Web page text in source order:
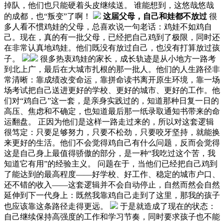
掉队，他们也只能硬着头皮继续送。 谁能想到，这悠哉悠哉
的成都，也“叛变”了啊！
这届父母，自己和娃都不放过 很
多人看不惯鸡娃的父母，总喜欢说一句老话：鸡娃不如鸡自
己。现在，真的有一批父母，已经把自己鸡到了极限，同时还
在非常认真地鸡娃。他们既没有放过自己，也没有打算放过孩
子。
很多热衷鸡娃的家长，成长轨迹是从小地方一路考
到北上广，最后在大城市扎根的那一批人。他们的人生路径非
常清晰：靠成绩改变命运，靠拼命读书离开原生环境，靠一场
场考试把自己送进更好的学校、更好的城市、更好的工作。他
们对“鸡自己”这一套，是亲身实践过的，知道那种日复一日的
高压、焦虑和不确定，也知道最后那一纸录取通知书带来的命
运翻盘。 正因为他们是这样一路走过来的，所以对这套逻辑
很笃定：只要足够努力，只要不松劲，只要咬牙坚持，就能换
来更好的生活。他们不会觉得鸡自己有什么问题，反而会觉得
这是自己身上最值得骄傲的部分，是一种“我吃过这个苦，我
知道它有用”的经验主义。 问题在于，当他们已经把自己鸡到
了能达到的最高程度——好学校、好工作、稳定的城市户口、
还不错的收入——这套逻辑并不会自动停止，自然而然会自然
延伸到下一代身上：既然我靠鸡自己走到了这里，那我的孩子
也应该靠这条路径走得更远。
于是就造成了现在的状态：
自己继续保持高强度的工作和学习节奏，同时要求孩子也不能